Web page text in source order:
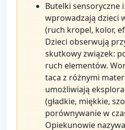
Butelki sensoryczne
wprowadzają dzieci
(ruch kropel, kolor,
Dzieci obserwują
skutkowy związek:
ruch elementów.
taca z różnymi
umożliwiają
(gładkie, miękkie,
porównywanie w
Opiekunowie